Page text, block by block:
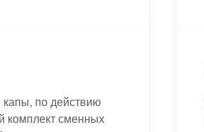
по действию
комплект сменных